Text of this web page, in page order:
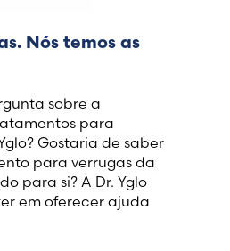
Nós temos as
sobre a
para
Gostaria de saber
para verrugas da
para si? A Dr. Yglo
em oferecer ajuda